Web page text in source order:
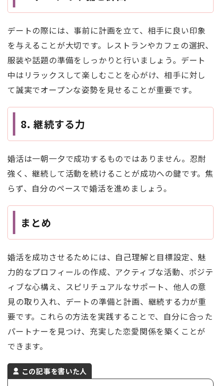
デートの際には、事前に計画を立て、相手に良い印象
を与えることが大切です。レストランやカフェの選択、
服装や話題の準備をしっかりと行いましょう。デート
中はリラックスして楽しむことを心がけ、相手に対し
て誠実でオープンな姿勢を見せることが重要です。
8. 継続する力
婚活は一朝一夕で成功するものではありません。忍耐
強く、継続して活動を続けることが成功への鍵です。焦
らず、自分のペースで婚活を進めましょう。
まとめ
婚活を成功させるためには、自己理解と目標設定、魅
力的なプロフィールの作成、アクティブな活動、ポジテ
ィブな心構え、スピリチュアルなサポート、他人の意
見の取り入れ、デートの準備と計画、継続する力が重
要です。これらの方法を実践することで、自分に合った
パートナーを見つけ、充実した恋愛関係を築くことが
できます。
この記事を書いた人